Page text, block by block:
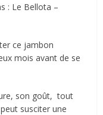
: Le Bellota –
ce jambon
mois avant de se
son goût, tout
susciter une